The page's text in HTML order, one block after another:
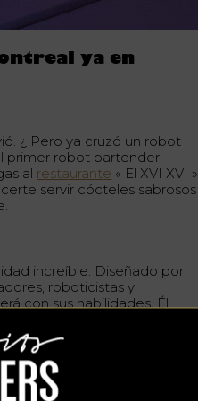
ya en
¿ Pero ya cruzó un robot
primer robot bartender
al restaurante « El XVI XVI »
servir cócteles sabrosos
increíble. Diseñado por
roboticistas y
con sus habilidades. Él
conversaciones con los
cócteles
revela ser un buen asesor.
bailando y poniendo